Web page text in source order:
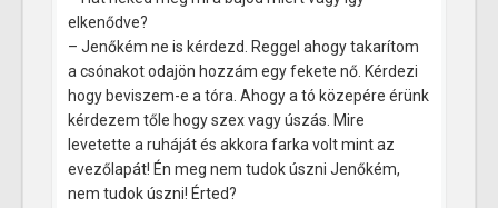
elkenődve?
– Jenőkém ne is kérdezd. Reggel ahogy takarítom
a csónakot odajön hozzám egy fekete nő. Kérdezi
hogy beviszem-e a tóra. Ahogy a tó közepére érünk
kérdezem tőle hogy szex vagy úszás. Mire
levetette a ruháját és akkora farka volt mint az
evezőlapát! Én meg nem tudok úszni Jenőkém,
nem tudok úszni! Érted?